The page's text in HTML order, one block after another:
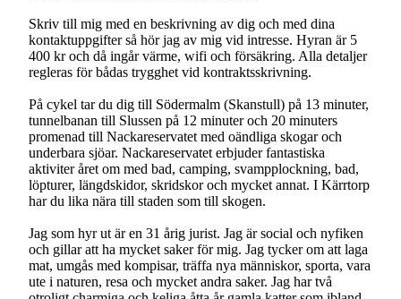
Skriv till mig med en beskrivning av dig och med dina
kontaktuppgifter så hör jag av mig vid intresse. Hyran är 5
400 kr och då ingår värme, wifi och försäkring. Alla detaljer
regleras för bådas trygghet vid kontraktsskrivning.
På cykel tar du dig till Södermalm (Skanstull) på 13 minuter,
tunnelbanan till Slussen på 12 minuter och 20 minuters
promenad till Nackareservatet med oändliga skogar och
underbara sjöar. Nackareservatet erbjuder fantastiska
aktiviter året om med bad, camping, svampplockning, bad,
löpturer, längdskidor, skridskor och mycket annat. I Kärrtorp
har du lika nära till staden som till skogen.
Jag som hyr ut är en 31 årig jurist. Jag är social och nyfiken
och gillar att ha mycket saker för mig. Jag tycker om att laga
mat, umgås med kompisar, träffa nya människor, sporta, vara
ute i naturen, resa och mycket andra saker. Jag har två